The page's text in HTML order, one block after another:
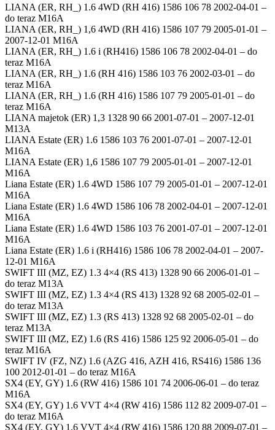
LIANA (ER, RH_) 1.6 4WD (RH 416) 1586 106 78 2002-04-01 –
do teraz M16A
LIANA (ER, RH_) 1,6 4WD (RH 416) 1586 107 79 2005-01-01 –
2007-12-01 M16A
LIANA (ER, RH_) 1.6 i (RH416) 1586 106 78 2002-04-01 – do
teraz M16A
LIANA (ER, RH_) 1.6 (RH 416) 1586 103 76 2002-03-01 – do
teraz M16A
LIANA (ER, RH_) 1.6 (RH 416) 1586 107 79 2005-01-01 – do
teraz M16A
LIANA majetok (ER) 1,3 1328 90 66 2001-07-01 – 2007-12-01
M13A
LIANA Estate (ER) 1.6 1586 103 76 2001-07-01 – 2007-12-01
M16A
LIANA Estate (ER) 1,6 1586 107 79 2005-01-01 – 2007-12-01
M16A
Liana Estate (ER) 1.6 4WD 1586 107 79 2005-01-01 – 2007-12-01
M16A
Liana Estate (ER) 1.6 4WD 1586 106 78 2002-04-01 – 2007-12-01
M16A
Liana Estate (ER) 1.6 4WD 1586 103 76 2001-07-01 – 2007-12-01
M16A
Liana Estate (ER) 1.6 i (RH416) 1586 106 78 2002-04-01 – 2007-
12-01 M16A
SWIFT III (MZ, EZ) 1.3 4×4 (RS 413) 1328 90 66 2006-01-01 –
do teraz M13A
SWIFT III (MZ, EZ) 1.3 4×4 (RS 413) 1328 92 68 2005-02-01 –
do teraz M13A
SWIFT III (MZ, EZ) 1.3 (RS 413) 1328 92 68 2005-02-01 – do
teraz M13A
SWIFT III (MZ, EZ) 1.6 (RS 416) 1586 125 92 2006-05-01 – do
teraz M16A
SWIFT IV (FZ, NZ) 1.6 (AZG 416, AZH 416, RS416) 1586 136
100 2012-01-01 – do teraz M16A
SX4 (EY, GY) 1.6 (RW 416) 1586 101 74 2006-06-01 – do teraz
M16A
SX4 (EY, GY) 1.6 VVT 4×4 (RW 416) 1586 112 82 2009-07-01 –
do teraz M16A
SX4 (EY, GY) 1.6 VVT 4×4 (RW 416) 1586 120 88 2009-07-01 –